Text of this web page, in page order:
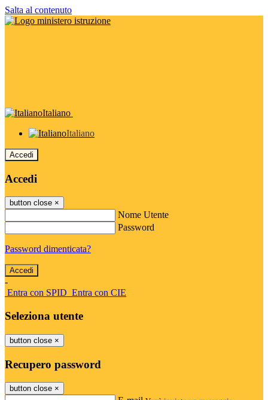
Salta al contenuto
Italiano
Italiano
Accedi
Accedi
button close ×
Nome Utente
Password
Password dimenticata?
-
Entra con SPID Entra con CIE
Seleziona utente
button close ×
Recupero password
button close ×